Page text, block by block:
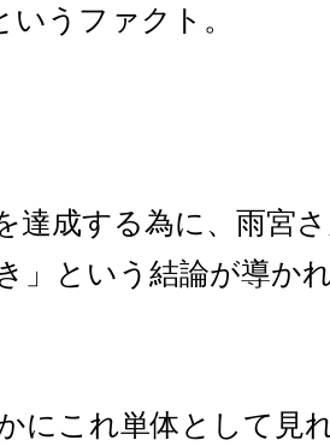
うファクト。
達成する為に、雨宮
」という結論が導か
にこれ単体として見